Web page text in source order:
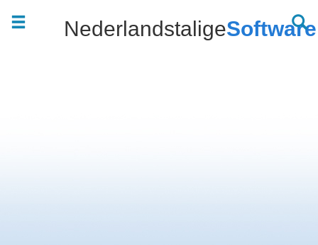
NederlandstaligeSoftware